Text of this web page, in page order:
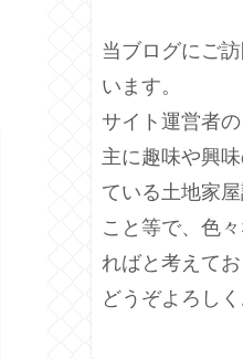
当ブログにご
います。
サイト運営者の
主に趣味や興
ている土地家
こと等で、色
ればと考えてお
どうぞよろし